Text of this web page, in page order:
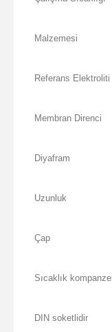
Malzemesi
Referans Elektroliti
Membran Direnci
Diyafram
Uzunluk
Çap
Sıcaklık
DIN soketlidir